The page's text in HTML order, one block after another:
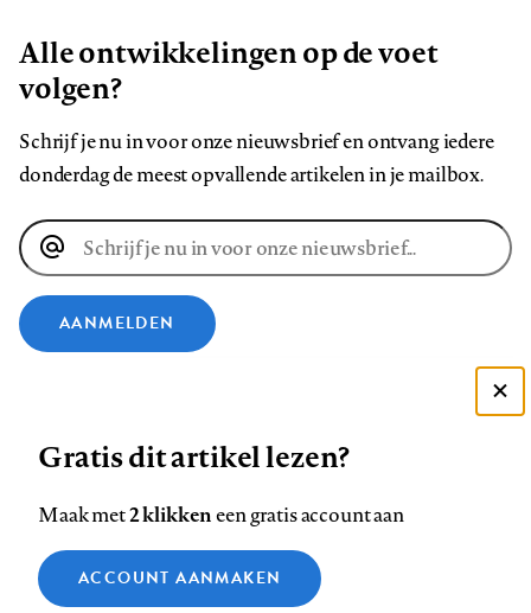
Alle ontwikkelingen op de voet
volgen?
Schrijf je nu in voor onze nieuwsbrief en ontvang iedere
donderdag de meest opvallende artikelen in je mailbox.
E-
mailadres
AANMELDEN
ons
op
Facebook
ons
op
LinkedIn
ons
op
Bluesky
ons
op
Instagram
ons
op
YouTube
ons
Footer
Contact Colofon Disclaimer Privacy
Medische vragen verdienen
Gratis dit artikel lezen?
Maak met2 klikkeneen gratis account aan
ACCOUNT AANMAKEN
Zie onze cookie policy
Analytische cookies